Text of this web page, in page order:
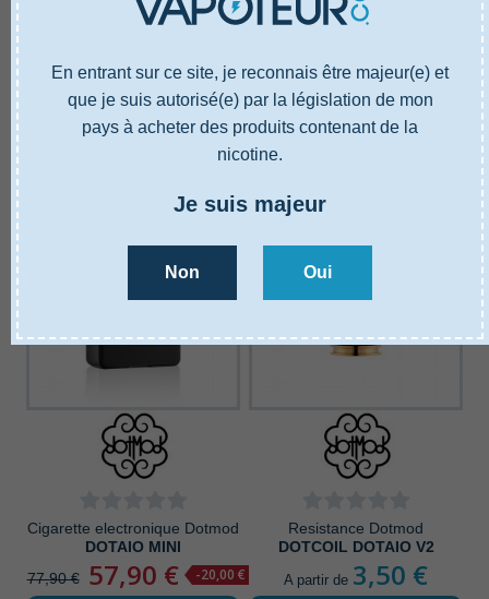
En entrant sur ce site, je reconnais être majeur(e) et
que je suis autorisé(e) par la législation de mon
pays à acheter des produits contenant de la
nicotine.
Je suis majeur
Non Oui
DOTSTICK
11,90 €
Ajouter au panier
DOTAIO
17,90 €
Cigarette electronique Dotmod
DOTAIO MINI
77,90 € 57,90 € -20,00 €
Resistance Dotmod
DOTCOIL DOTAIO V2
A partir de 3,50 €